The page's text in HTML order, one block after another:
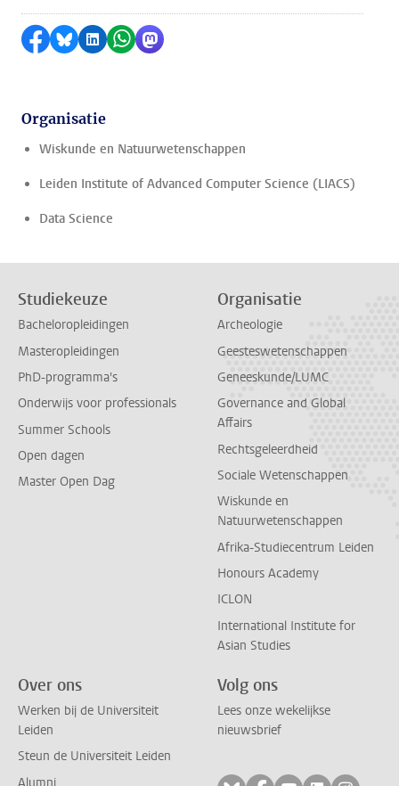
Delen op Facebook
Delen via Bluesky
Delen op LinkedIn
Delen via WhatsApp
Delen via Mastodon
Organisatie
Wiskunde en Natuurwetenschappen
Leiden Institute of Advanced Computer Science (LIACS)
Data Science
Studiekeuze
Bacheloropleidingen
Masteropleidingen
PhD-programma's
Onderwijs voor professionals
Summer Schools
Open dagen
Master Open Dag
Organisatie
Archeologie
Geesteswetenschappen
Geneeskunde/LUMC
Governance and Global
Affairs
Rechtsgeleerdheid
Sociale Wetenschappen
Wiskunde en
Natuurwetenschappen
Afrika-Studiecentrum Leiden
Honours Academy
ICLON
International Institute for
Asian Studies
Over ons
Werken bij de Universiteit
Leiden
Steun de Universiteit Leiden
Alumni
Volg ons
Lees onze wekelijkse
nieuwsbrief